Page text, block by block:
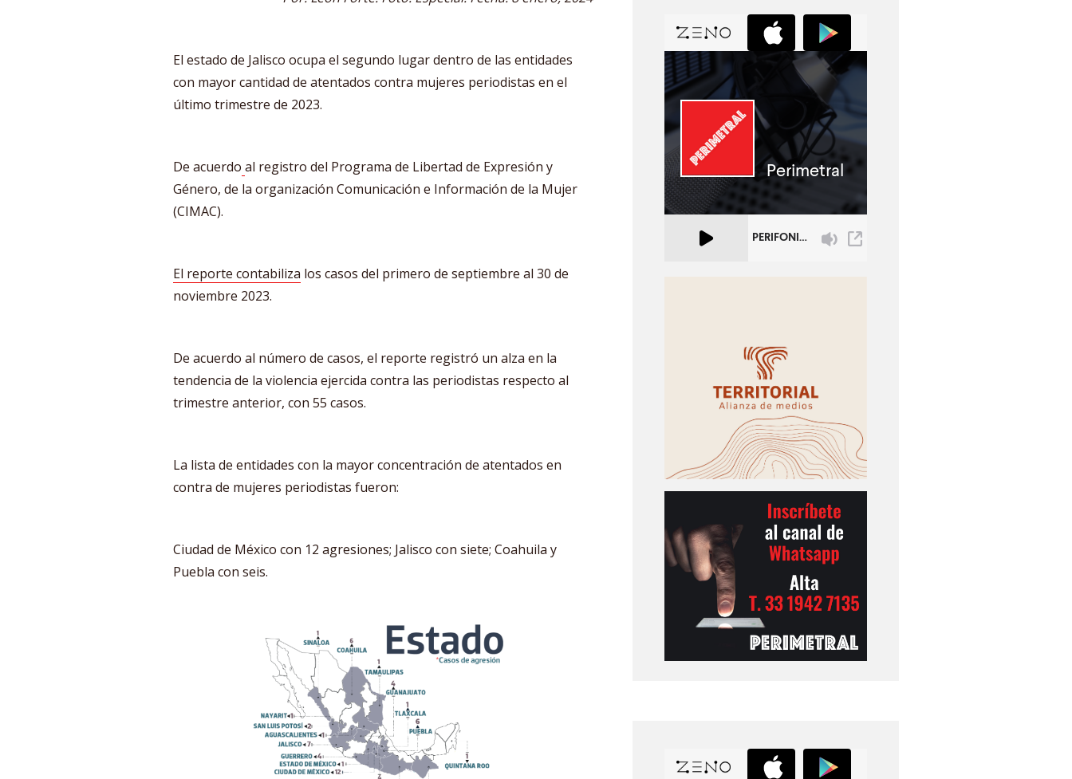
El estado de Jalisco ocupa el segundo lugar dentro de las entidades
con mayor cantidad de atentados contra mujeres periodistas en el
último trimestre de 2023.
De acuerdo al registro del Programa de Libertad de Expresión y
Género, de la organización Comunicación e Información de la Mujer
(CIMAC).
El reporte contabiliza los casos del primero de septiembre al 30 de
noviembre 2023.
De acuerdo al número de casos, el reporte registró un alza en la
tendencia de la violencia ejercida contra las periodistas respecto al
trimestre anterior, con 55 casos.
La lista de entidades con la mayor concentración de atentados en
contra de mujeres periodistas fueron:
Ciudad de México con 12 agresiones; Jalisco con siete; Coahuila y
Puebla con seis.